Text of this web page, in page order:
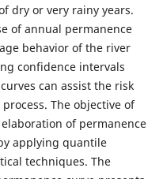
dry or very rainy years.
of annual permanence
behavior of the river
confidence intervals
can assist the risk
The objective of
of permanence
applying quantile
techniques. The